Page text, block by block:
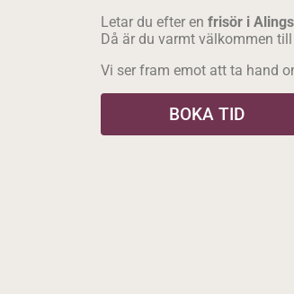
Letar du efter en frisör i
Då är du varmt välkommen till
Vi ser fram emot att ta hand
BOKA TID